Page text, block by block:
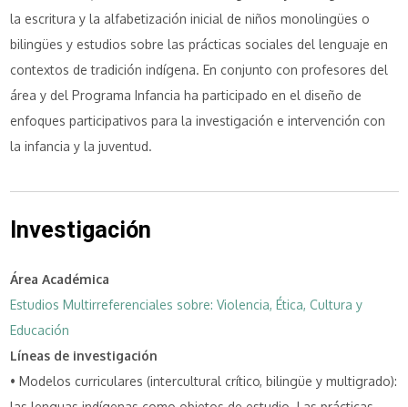
la escritura y la alfabetización inicial de niños monolingües o
bilingües y estudios sobre las prácticas sociales del lenguaje en
contextos de tradición indígena. En conjunto con profesores del
área y del Programa Infancia ha participado en el diseño de
enfoques participativos para la investigación e intervención con
la infancia y la juventud.
Investigación
Área Académica
Estudios Multirreferenciales sobre: Violencia, Ética, Cultura y
Educación
Líneas de investigación
• Modelos curriculares (intercultural crítico, bilingüe y multigrado):